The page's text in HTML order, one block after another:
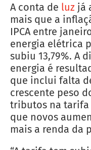
A conta de luz já
mais que a
IPCA entre
energia elétrica
subiu 13,79%. A
energia é
que inclui falta
crescente peso
tributos na tarifa
que novos
mais a renda da